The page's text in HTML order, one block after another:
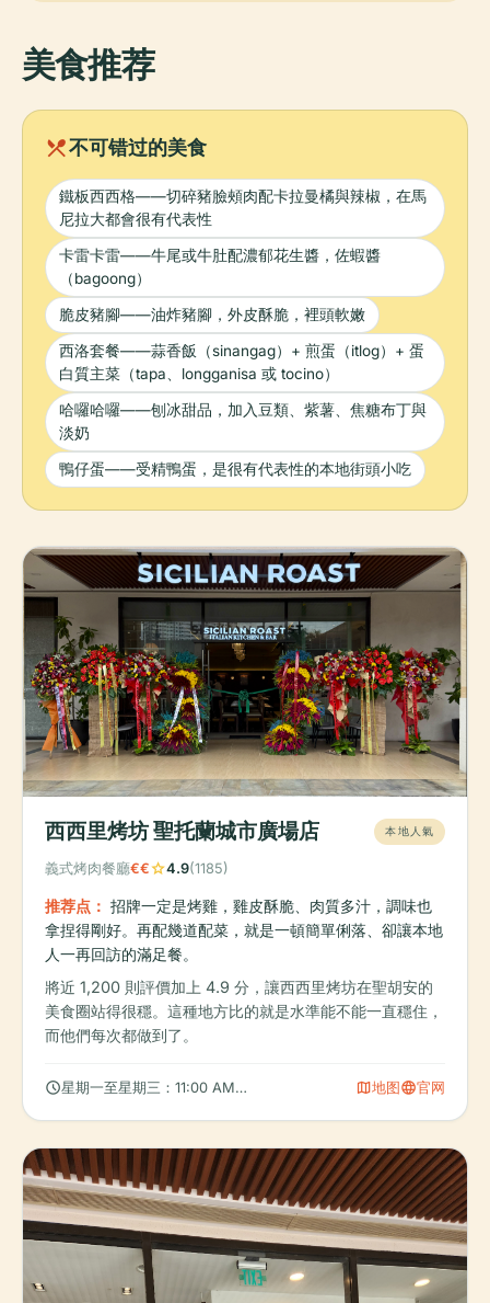
美食推荐
local_dining不可错过的美食
鐵板西西格——切碎豬臉頰肉配卡拉曼橘與辣椒，在馬
尼拉大都會很有代表性
卡雷卡雷——牛尾或牛肚配濃郁花生醬，佐蝦醬
（bagoong）
脆皮豬腳——油炸豬腳，外皮酥脆，裡頭軟嫩
西洛套餐——蒜香飯（sinangag）+ 煎蛋（itlog）+ 蛋
白質主菜（tapa、longganisa 或 tocino）
哈囉哈囉——刨冰甜品，加入豆類、紫薯、焦糖布丁與
淡奶
鴨仔蛋——受精鴨蛋，是很有代表性的本地街頭小吃
西西里烤坊 聖托蘭城市廣場店 本地人氣
義式烤肉餐廳€€star4.9(1185)
推荐点： 招牌一定是烤雞，雞皮酥脆、肉質多汁，調味也
拿捏得剛好。再配幾道配菜，就是一頓簡單俐落、卻讓本地
人一再回訪的滿足餐。
將近 1,200 則評價加上 4.9 分，讓西西里烤坊在聖胡安的
美食圈站得很穩。這種地方比的就是水準能不能一直穩住，
而他們每次都做到了。
schedule星期一至星期三：11:00 AM – 9:00 PM map地图 language官网